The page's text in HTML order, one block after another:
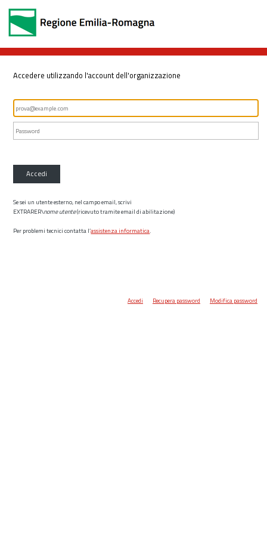
Accedere utilizzando l'account dell'organizzazione
Accedi
Se sei un utente esterno, nel campo email, scrivi
EXTRARER\nome utente(ricevuto tramite email di abilitazione)
Per problemi tecnici contatta l’assistenza informatica.
Accedi Recupera password Modifica password